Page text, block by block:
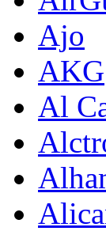
Ajo
AKG
Al